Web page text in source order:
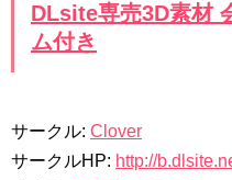
DLsite専売3D素材
ム付き
サークル: Clover
サークルHP: http://